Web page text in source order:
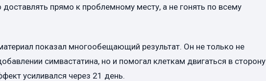
прямо к проблемному месту, а не гонять по всему
показал многообещающий результат. Он не только не
симвастатина, но и помогал клеткам двигаться в сторону
усиливался через 21 день.